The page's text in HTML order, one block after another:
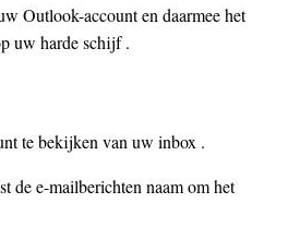
Outlook-account en daarmee het
uw harde schijf .
te bekijken van uw inbox .
de e-mailberichten naam om het